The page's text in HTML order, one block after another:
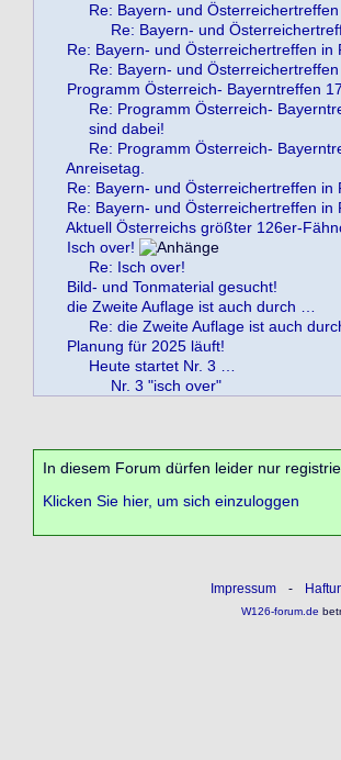
Re: Bayern- und
Re: Bayern- und
Re: Bayern- und Österreichertreffen in
Re: Bayern- und
Programm Österreich- Bayerntreffen
Re: Programm Österreich-
sind dabei!
Re: Programm Österreich-
Anreisetag.
Re: Bayern- und Österreichertreffen in
Re: Bayern- und Österreichertreffen in
Aktuell Österreichs größter 126er-
Isch over!
Re: Isch over!
Bild- und Tonmaterial gesucht!
die Zweite Auflage ist auch durch …
Re: die Zweite Auflage ist auch
Planung für 2025 läuft!
Heute startet Nr. 3 …
Nr. 3 "isch over"
In diesem Forum dürfen leider nur
Klicken Sie hier, um sich einzuloggen
Impressum -
W126-forum.de